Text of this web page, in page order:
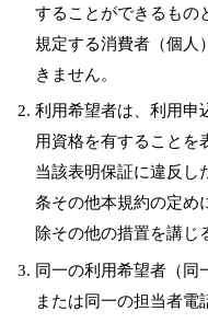
することができるもの
規定する消費者（個人
きません。
利用希望者は、利用申
用資格を有することを
当該表明保証に違反し
条その他本規約の定め
除その他の措置を講じ
同一の利用希望者（同
または同一の担当者電